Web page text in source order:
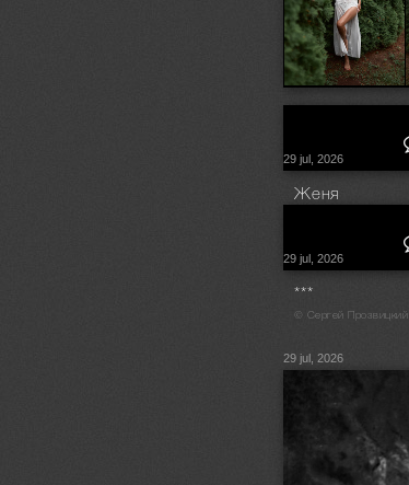
29 jul, 2026
Женя
29 jul, 2026
***
© Сергей Прозвицкий
29 jul, 2026